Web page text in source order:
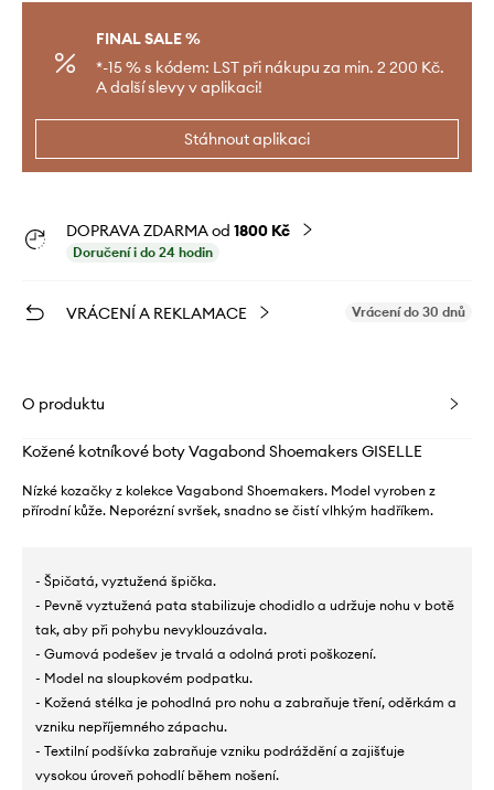
FINAL SALE %
*-15 % s kódem: LST při nákupu za min. 2 200 Kč.
A další slevy v aplikaci!
Stáhnout aplikaci
DOPRAVA ZDARMA od 1800 Kč
Doručení i do 24 hodin
VRÁCENÍ A REKLAMACE Vrácení do 30 dnů
O produktu
Kožené kotníkové boty Vagabond Shoemakers GISELLE
Nízké kozačky z kolekce Vagabond Shoemakers. Model vyroben z
přírodní kůže. Neporézní svršek, snadno se čistí vlhkým hadříkem.
- Špičatá, vyztužená špička.
- Pevně vyztužená pata stabilizuje chodidlo a udržuje nohu v botě
tak, aby při pohybu nevyklouzávala.
- Gumová podešev je trvalá a odolná proti poškození.
- Model na sloupkovém podpatku.
- Kožená stélka je pohodlná pro nohu a zabraňuje tření, oděrkám a
vzniku nepříjemného zápachu.
- Textilní podšívka zabraňuje vzniku podráždění a zajišťuje
vysokou úroveň pohodlí během nošení.